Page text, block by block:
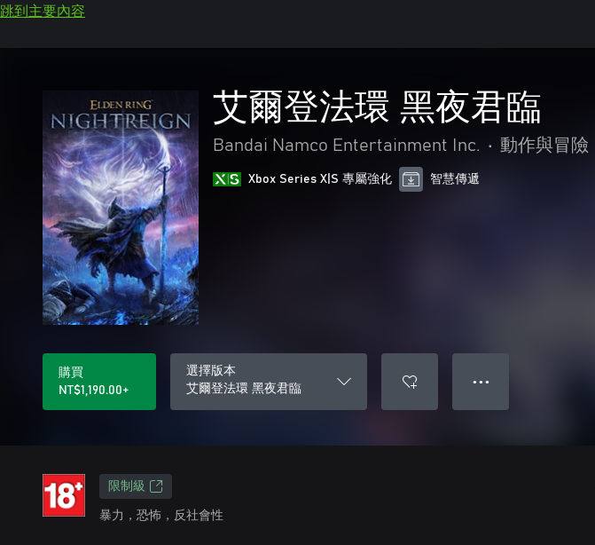
跳到主要內容
艾爾登法環 黑夜君臨
Bandai Namco Entertainment Inc. • 動作與冒險
Xbox Series X|S 專屬強化 智慧傳遞
購買
NT$1,190.00+
選擇版本
艾爾登法環 黑夜君臨
● ● ●
限制級
暴力，恐怖，反社會性